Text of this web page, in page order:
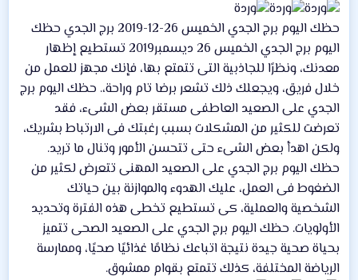
حظك اليوم برج الجدي الخميس 26-12-2019 برج الجدي حظك
اليوم برج الجدي الخميس 26 ديسمبر2019 تستطيع إظهار
معدنك، ونظرًا للجاذبية التى تتمتع بها، فإنك مجهز للعمل من
خلال فريق، ويجعلك ذلك تشعر برضا تام وراحة،. حظك اليوم برج
الجدي على الصعيد العاطفى مستقر بعض الشىء، فقد
تعرضت للكثير من المشكلات بسبب رغبتك فى الارتباط بشريك،
ولكن اهدأ بعض الشىء حتى تتحسن الأمور وتنال ما تريد.
حظك اليوم برج الجدي على الصعيد المهنى تتعرض لكثير من
الضغوط فى العمل، عليك الهدوء والموازنة بين حياتك
الشخصية والعملية، كى تستطيع تخطى هذه الفترة وتحديد
الأولويات. حظك اليوم برج الجدي على الصعيد الصحى تتميز
بحياة صحية جيدة نتيجة اتباعك نظامًا غذائيًا صحيًا، وممارسة
الرياضة المختلفة، كذلك تتمتع بقوام ممشوق.